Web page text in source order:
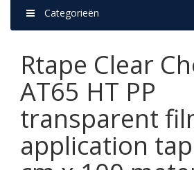
Categorieën
Rtape Clear
AT65 HT PP
transparent
application